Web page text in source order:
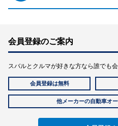
会員登録のご案内
スバルとクルマが好きな方なら誰でも会
会員登録は無料
他メーカーの自動車オ